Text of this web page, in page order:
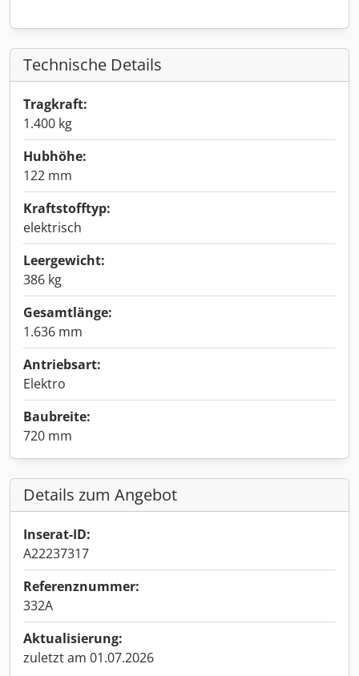
Technische Details
Tragkraft:
1.400 kg
Hubhöhe:
122 mm
Kraftstofftyp:
elektrisch
Leergewicht:
386 kg
Gesamtlänge:
1.636 mm
Antriebsart:
Elektro
Baubreite:
720 mm
Details zum Angebot
Inserat-ID:
A22237317
Referenznummer:
332A
Aktualisierung:
zuletzt am 01.07.2026